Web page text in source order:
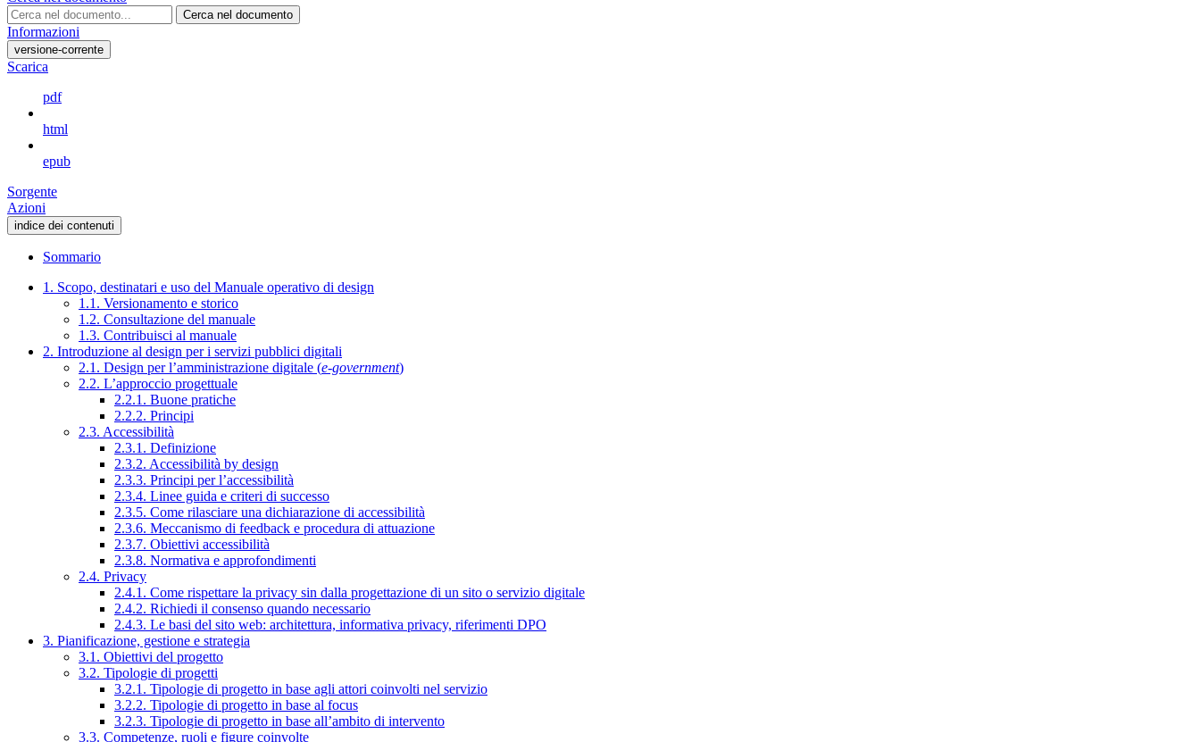
Cerca nel documento
Informazioni
versione-corrente
Scarica
pdf
html
epub
Sorgente
Azioni
indice dei contenuti
Sommario
1. Scopo, destinatari e uso del Manuale operativo di design
1.1. Versionamento e storico
1.2. Consultazione del manuale
1.3. Contribuisci al manuale
2. Introduzione al design per i servizi pubblici digitali
2.1. Design per l’amministrazione digitale (e-government)
2.2. L’approccio progettuale
2.2.1. Buone pratiche
2.2.2. Principi
2.3. Accessibilità
2.3.1. Definizione
2.3.2. Accessibilità by design
2.3.3. Principi per l’accessibilità
2.3.4. Linee guida e criteri di successo
2.3.5. Come rilasciare una dichiarazione di accessibilità
2.3.6. Meccanismo di feedback e procedura di attuazione
2.3.7. Obiettivi accessibilità
2.3.8. Normativa e approfondimenti
2.4. Privacy
2.4.1. Come rispettare la privacy sin dalla progettazione di un sito o servizio digitale
2.4.2. Richiedi il consenso quando necessario
2.4.3. Le basi del sito web: architettura, informativa privacy, riferimenti DPO
3. Pianificazione, gestione e strategia
3.1. Obiettivi del progetto
3.2. Tipologie di progetti
3.2.1. Tipologie di progetto in base agli attori coinvolti nel servizio
3.2.2. Tipologie di progetto in base al focus
3.2.3. Tipologie di progetto in base all’ambito di intervento
3.3. Competenze, ruoli e figure coinvolte